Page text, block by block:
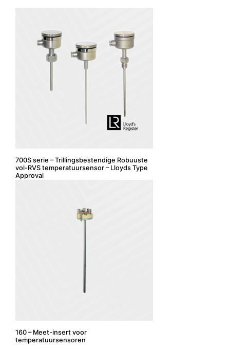
700S serie – Trillingsbestendige Robuuste
vol-RVS temperatuursensor – Lloyds Type
Approval
160 – Meet-insert voor
temperatuursensoren